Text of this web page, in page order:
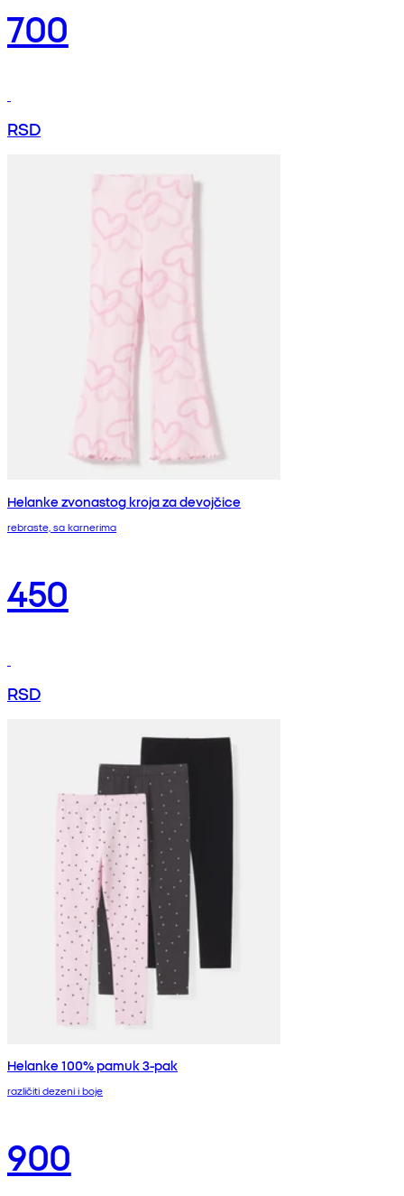
700
RSD
Helanke zvonastog kroja za devojčice
rebraste, sa karnerima
450
RSD
Helanke 100% pamuk 3-pak
različiti dezeni i boje
900